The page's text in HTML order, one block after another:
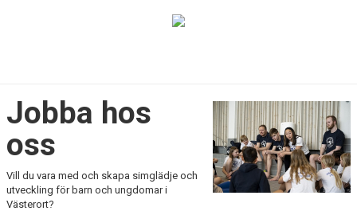
Jobba hos
oss
Vill du vara med och skapa simglädje och
utveckling för barn och ungdomar i
Västerort?